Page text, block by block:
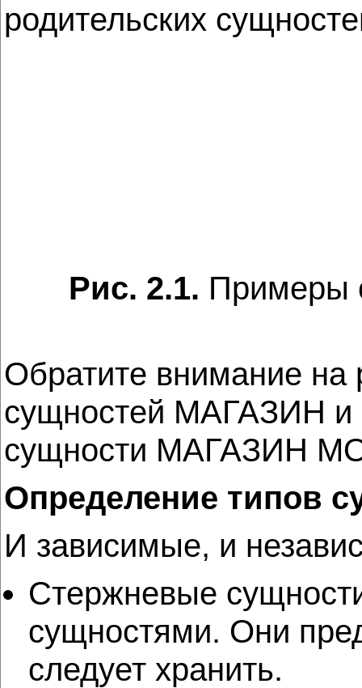
родительских
Рис. 2.1. Примеры
Обратите внимание
сущностей МАГАЗИН
сущности МАГАЗИН
Определение типов
И зависимые, и
Стержневые
сущностями. Они
следует хранить.